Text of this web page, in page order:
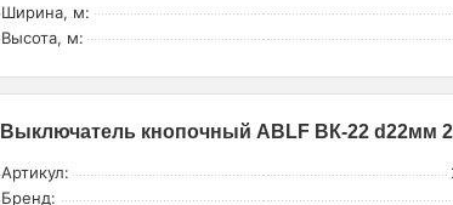
Ширина, м:
Высота, м:
Выключатель кнопочный ABLF ВК-22 d22мм
Артикул:
Бренд: